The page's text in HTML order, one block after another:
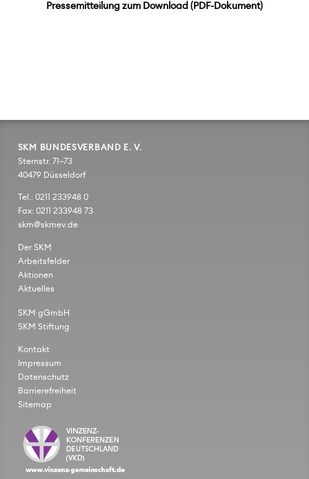
Pressemitteilung zum Download
SKM BUNDESVERBAND E. V.
Sternstr. 71–73
40479 Düsseldorf
Tel.: 0211 233948 0
Fax: 0211 233948 73
skm@skmev.de
Der SKM
Arbeitsfelder
Aktionen
Aktuelles
SKM gGmbH
SKM Stiftung
Kontakt
Impressum
Datenschutz
Barrierefreiheit
Sitemap